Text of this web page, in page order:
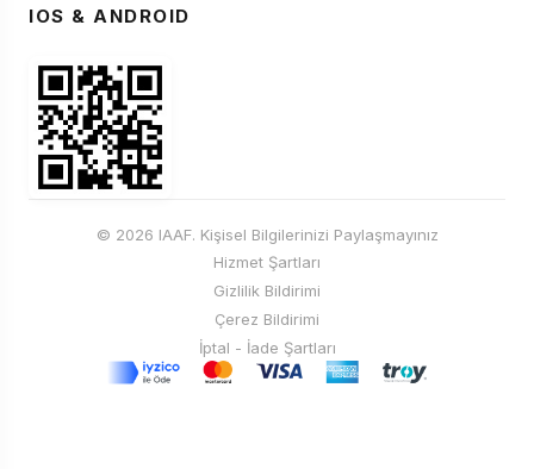
IOS & ANDROID
© 2026 IAAF. Kişisel Bilgilerinizi Paylaşmayınız
Hizmet Şartları
Gizlilik Bildirimi
Çerez Bildirimi
İptal - İade Şartları